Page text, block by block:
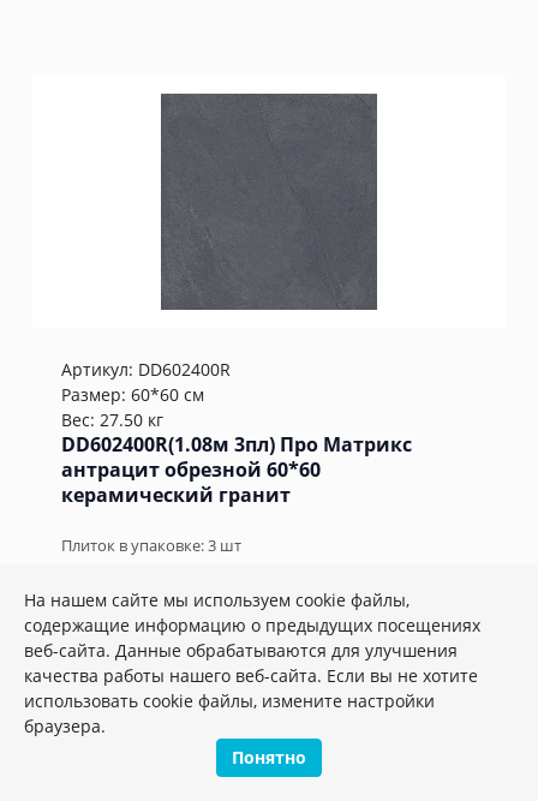
Артикул: DD602400R
Размер: 60*60 см
Вес: 27.50 кг
DD602400R(1.08м 3пл) Про Матрикс
антрацит обрезной 60*60
керамический гранит
Плиток в упаковке:3 шт
1 999.20 руб./м
– + м2 шт. упак.
На нашем сайте мы используем cookie файлы,
содержащие информацию о предыдущих посещениях
веб-сайта. Данные обрабатываются для улучшения
качества работы нашего веб-сайта. Если вы не хотите
использовать cookie файлы, измените настройки
браузера.
Понятно